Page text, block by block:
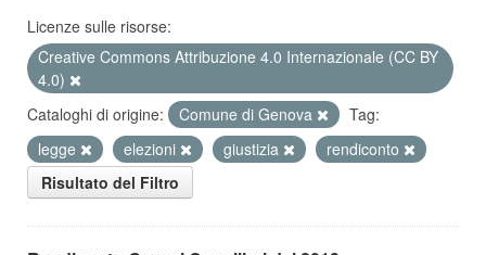
Licenze sulle risorse:
Creative Commons Attribuzione 4.0 Internazionale (CC BY
4.0)
Cataloghi di origine:
Comune di Genova
Tag:
legge
elezioni giustizia
rendiconto
Risultato del Filtro